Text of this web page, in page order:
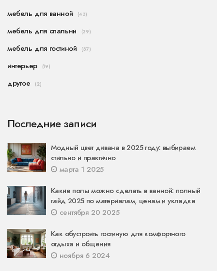
мебель для ванной (43)
мебель для спальни (39)
мебель для гостиной (37)
интерьер (19)
другое (2)
Последние записи
Модный цвет дивана в 2025 году: выбираем
стильно и практично
марта 1 2025
Какие полы можно сделать в ванной: полный
гайд 2025 по материалам, ценам и укладке
сентября 20 2025
Как обустроить гостиную для комфортного
отдыха и общения
ноября 6 2024